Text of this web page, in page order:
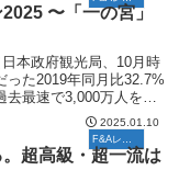
〜「一の宮」
本政府観光局、10月時
った2019年同月比32.7%
最速で3,000万人を突
2025.01.10
超高級・超一流は